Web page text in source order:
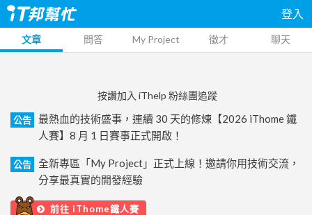
登入
文章 問答 My Project 徵才 聊天
按讚加入 iThelp 粉絲團追蹤
公告
最熱血的技術盛事，連續 30 天的修煉【2026 iThome 鐵
人賽】8 月 1 日賽事正式開啟！
公告
全新專區「My Project」正式上線！邀請你用技術交流，
分享最真實的開發經驗
前往 iThome鐵人賽